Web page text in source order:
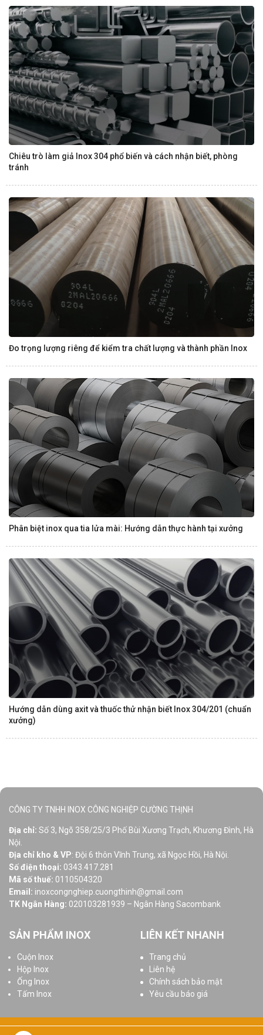
Chiêu trò làm giả Inox 304 phổ biến và cách nhận biết, phòng
tránh
Đo trọng lượng riêng để kiểm tra chất lượng và thành phần Inox
Phân biệt inox qua tia lửa mài: Hướng dẫn thực hành tại xưởng
Hướng dẫn dùng axit và thuốc thử nhận biết Inox 304/201 (chuẩn
xưởng)
CÔNG TY TNHH INOX CÔNG NGHIỆP CƯỜNG THỊNH
Địa chỉ: Số 3, Ngõ 358/25/3 Phố Bùi Xương Trạch, Khương Đình, Hà
Nội.
Địa chỉ kho & VP: Đội 6 thôn Vĩnh Trung, xã Ngọc Hồi, Hà Nội.
Số điện thoại: 0343.417.281
Mã số thuế: 0110504320
Email: inoxcongnghiep.cuongthinh@gmail.com
TK Ngân Hàng: 020103281939 – Ngân Hàng Sacombank
SẢN PHẨM INOX
Cuộn Inox
Hộp Inox
Ống Inox
Tấm Inox
LIÊN KẾT NHANH
Trang chủ
Liên hệ
Chính sách bảo mật
Yêu cầu báo giá